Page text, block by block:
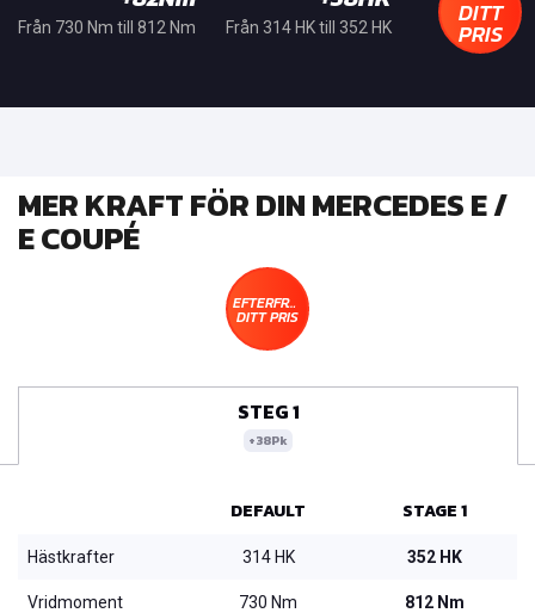
Från 730 Nm till 812 Nm Från 314 HK till 352 HK DITT
PRIS
MER KRAFT FÖR DIN MERCEDES E /
E COUPÉ
EFTERFRÅGA
DITT PRIS
STEG 1
+38Pk
DEFAULT STAGE 1
Hästkrafter 314 HK 352 HK
Vridmoment 730 Nm 812 Nm